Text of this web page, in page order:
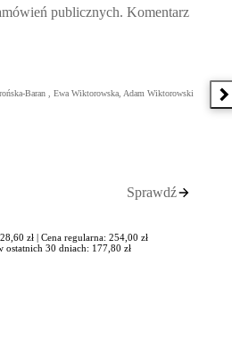
publicznych. Komentarz
Baran , Ewa Wiktorowska, Adam Wiktorowski
Sprawdź
zł | Cena regularna: 254,00 zł
ostatnich 30 dniach: 177,80 zł